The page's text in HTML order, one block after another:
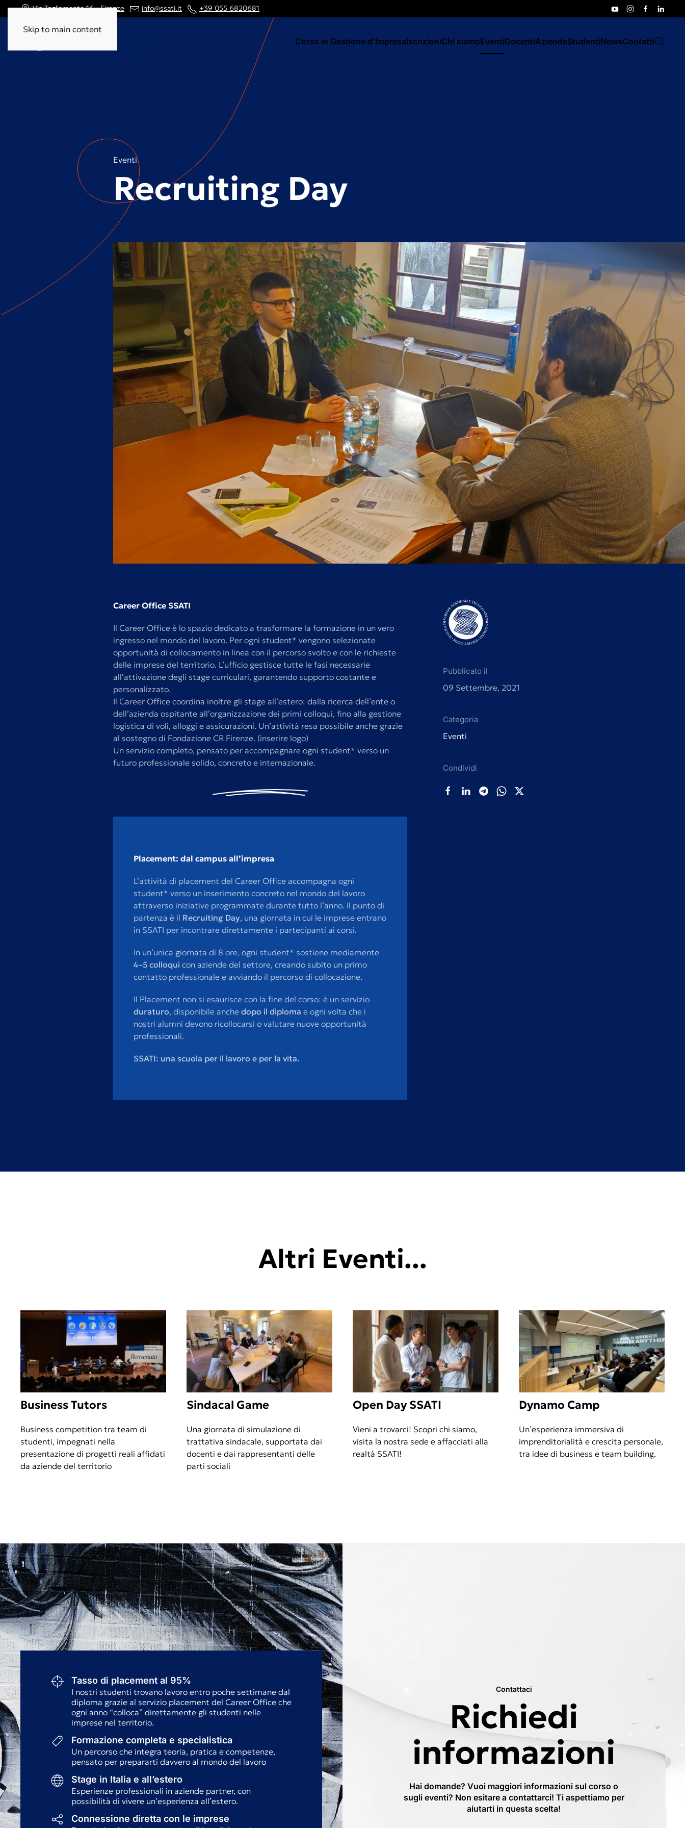
Skip to main content
Via Tagliamento 16 - Firenze info@ssati.it +39 055 6820681
Corso in Gestione d’ImpresaIscrizioniChi siamoEventiDocentiAziendeStudentiNewsContatti
Eventi
Recruiting Day
Career Office SSATI
Il Career Office è lo spazio dedicato a trasformare la formazione in un vero
ingresso nel mondo del lavoro. Per ogni student* vengono selezionate
opportunità di collocamento in linea con il percorso svolto e con le richieste
delle imprese del territorio. L’ufficio gestisce tutte le fasi necessarie
all’attivazione degli stage curriculari, garantendo supporto costante e
personalizzato.
Il Career Office coordina inoltre gli stage all’estero: dalla ricerca dell’ente o
dell’azienda ospitante all’organizzazione dei primi colloqui, fino alla gestione
logistica di voli, alloggi e assicurazioni. Un’attività resa possibile anche grazie
al sostegno di Fondazione CR Firenze. (inserire logo)
Un servizio completo, pensato per accompagnare ogni student* verso un
futuro professionale solido, concreto e internazionale.
Placement: dal campus all’impresa
L’attività di placement del Career Office accompagna ogni
student* verso un inserimento concreto nel mondo del lavoro
attraverso iniziative programmate durante tutto l’anno. Il punto di
partenza è il Recruiting Day, una giornata in cui le imprese entrano
in SSATI per incontrare direttamente i partecipanti ai corsi.
In un’unica giornata di 8 ore, ogni student* sostiene mediamente
4–5 colloqui con aziende del settore, creando subito un primo
contatto professionale e avviando il percorso di collocazione.
Il Placement non si esaurisce con la fine del corso: è un servizio
duraturo, disponibile anche dopo il diploma e ogni volta che i
nostri alumni devono ricollocarsi o valutare nuove opportunità
professionali.
SSATI: una scuola per il lavoro e per la vita.
Pubblicato il
09 Settembre, 2021
Categoria
Eventi
Condividi
Altri Eventi...
Business Tutors
Business competition tra team di
studenti, impegnati nella
presentazione di progetti reali affidati
da aziende del territorio
Sindacal Game
Una giornata di simulazione di
trattativa sindacale, supportata dai
docenti e dai rappresentanti delle
parti sociali
Open Day SSATI
Vieni a trovarci! Scopri chi siamo,
visita la nostra sede e affacciati alla
realtà SSATI!
Dynamo Camp
Un’esperienza immersiva di
imprenditorialità e crescita personale,
tra idee di business e team building.
Tasso di placement al 95%
I nostri studenti trovano lavoro entro poche settimane dal
diploma grazie al servizio placement del Career Office che
ogni anno “colloca” direttamente gli studenti nelle
imprese nel territorio.
Formazione completa e specialistica
Un percorso che integra teoria, pratica e competenze,
pensato per prepararti davvero al mondo del lavoro
Stage in Italia e all’estero
Esperienze professionali in aziende partner, con
possibilità di vivere un’esperienza all’estero.
Connessione diretta con le imprese
Contattaci
Richiedi
informazioni
Hai domande? Vuoi maggiori informazioni sul corso o
sugli eventi? Non esitare a contattarci! Ti aspettiamo per
aiutarti in questa scelta!